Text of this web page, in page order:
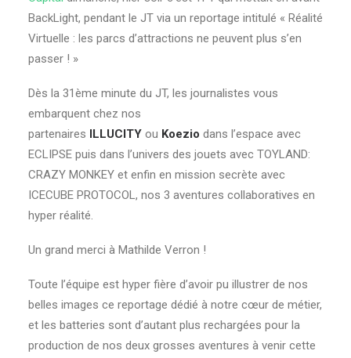
BackLight, pendant le JT via un reportage intitulé « Réalité
Virtuelle : les parcs d’attractions ne peuvent plus s’en
passer ! »
Dès la 31ème minute du JT, les journalistes vous
embarquent chez nos
partenaires ILLUCITY ou Koezio dans l’espace avec
ECLIPSE puis dans l’univers des jouets avec TOYLAND:
CRAZY MONKEY et enfin en mission secrète avec
ICECUBE PROTOCOL, nos 3 aventures collaboratives en
hyper réalité.
Un grand merci à Mathilde Verron !
Toute l’équipe est hyper fière d’avoir pu illustrer de nos
belles images ce reportage dédié à notre cœur de métier,
et les batteries sont d’autant plus rechargées pour la
production de nos deux grosses aventures à venir cette